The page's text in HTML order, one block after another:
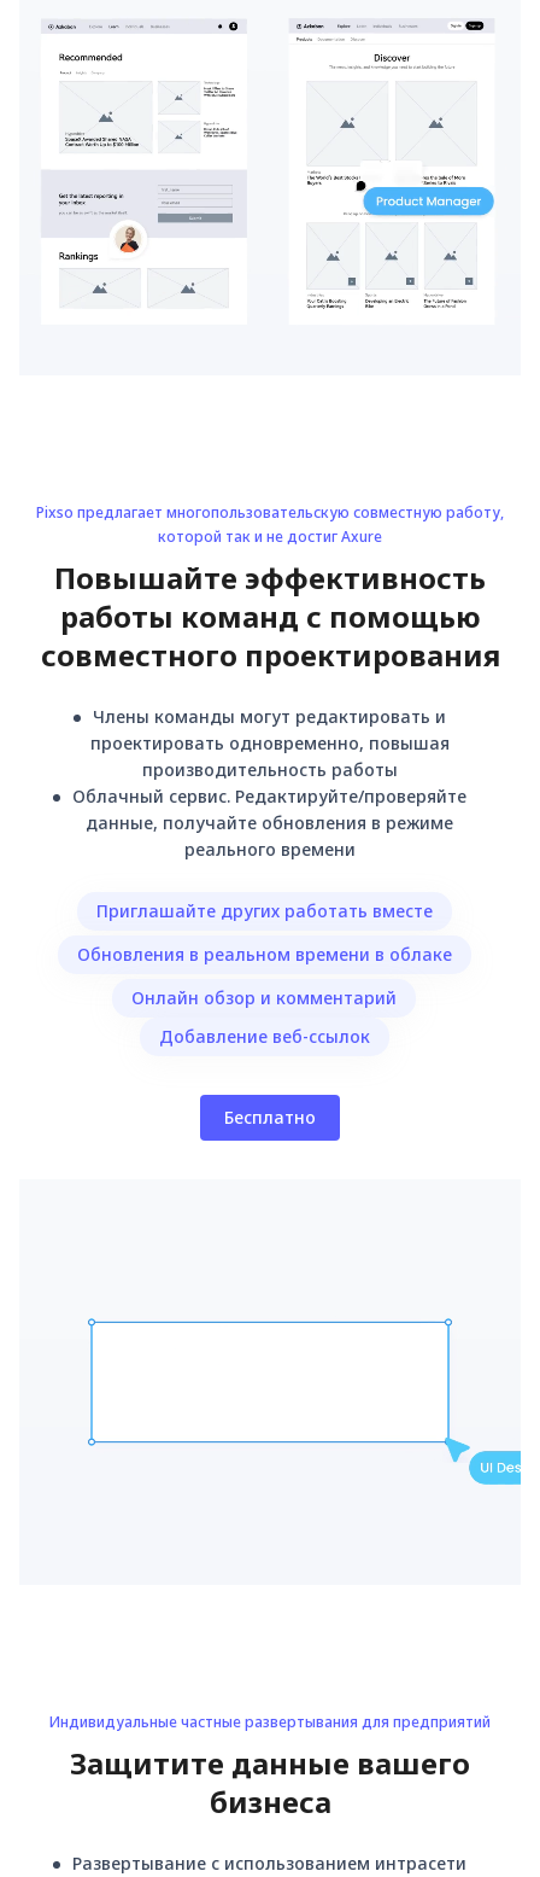
Pixso предлагает многопользовательскую совместную работу,
которой так и не достиг Axure
Повышайте эффективность
работы команд с помощью
совместного проектирования
Члены команды могут редактировать и
проектировать одновременно, повышая
производительность работы
Облачный сервис. Редактируйте/проверяйте
данные, получайте обновления в режиме
реального времени
Приглашайте других работать вместе
Обновления в реальном времени в облаке
Онлайн обзор и комментарий
Добавление веб-ссылок
Бесплатно
Индивидуальные частные развертывания для предприятий
Защитите данные вашего
бизнеса
Развертывание с использованием интрасети